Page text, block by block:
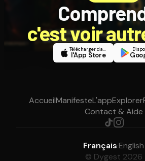
c'est voir
Télécharger dans
l'App Store
AccueilManifesteL'appExplorer
Contact & Aide
Français·English
© Dygest 2026